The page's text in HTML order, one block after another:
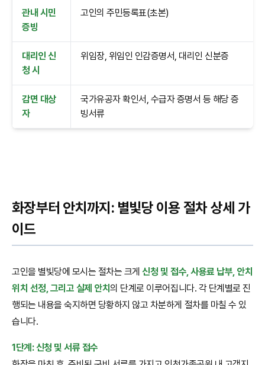
관내 시민
증빙
고인의 주민등록표(초본)
대리인 신
청 시
위임장, 위임인 인감증명서, 대리인 신분증
감면 대상
자
국가유공자 확인서, 수급자 증명서 등 해당 증
빙서류
화장부터 안치까지: 별빛당 이용 절차 상세 가
이드
고인을 별빛당에 모시는 절차는 크게신청 및 접수, 사용료 납부, 안치
위치 선정, 그리고 실제 안치의 단계로 이루어집니다. 각 단계별로 진
행되는 내용을 숙지하면 당황하지 않고 차분하게 절차를 마칠 수 있
습니다.
1단계: 신청 및 서류 접수